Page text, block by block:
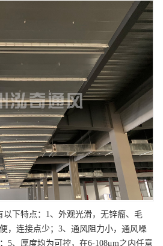
以下特点：1、外观光滑，无锌瘤、毛
，连接点少；3、通风阻力小，通风噪
5、厚度均为可控，在6-108μm之内任意